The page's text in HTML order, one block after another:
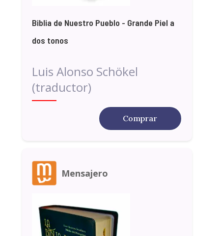
Biblia de Nuestro Pueblo - Grande Piel a
dos tonos
Luis Alonso Schökel
(traductor)
Comprar
Mensajero